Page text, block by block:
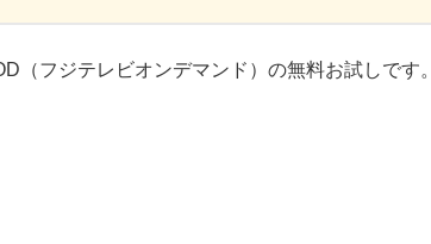
（フジテレビオンデマンド）の無料お試しです。